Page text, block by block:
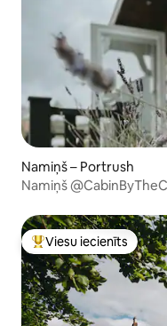
Namiņš – Portrush
Namiņš
Populārs viesu iecienīts
Viesu iecienīts